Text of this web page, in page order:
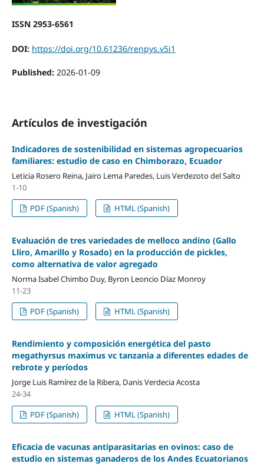
ISSN 2953-6561
DOI: https://doi.org/10.61236/renpys.v5i1
Published: 2026-01-09
Artículos de investigación
Indicadores de sostenibilidad en sistemas agropecuarios
familiares: estudio de caso en Chimborazo, Ecuador
Leticia Rosero Reina, Jairo Lema Paredes, Luis Verdezoto del Salto
1-10
PDF (Spanish)
HTML (Spanish)
Evaluación de tres variedades de melloco andino (Gallo
Lliro, Amarillo y Rosado) en la producción de pickles,
como alternativa de valor agregado
Norma Isabel Chimbo Duy, Byron Leoncio Díaz Monroy
11-23
PDF (Spanish)
HTML (Spanish)
Rendimiento y composición energética del pasto
megathyrsus maximus vc tanzania a diferentes edades de
rebrote y períodos
Jorge Luis Ramírez de la Ribera, Danis Verdecia Acosta
24-34
PDF (Spanish)
HTML (Spanish)
Eficacia de vacunas antiparasitarias en ovinos: caso de
estudio en sistemas ganaderos de los Andes Ecuatorianos